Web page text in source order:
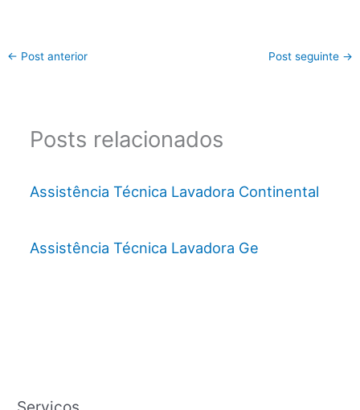
← Post anterior Post seguinte →
Posts relacionados
Assistência Técnica Lavadora Continental
Assistência Técnica Lavadora Ge